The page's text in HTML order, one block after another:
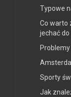
Typowe
Co warto
jechać
Sporty
Jak